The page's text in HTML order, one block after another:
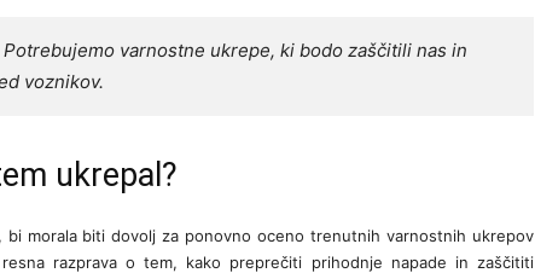
varnostne ukrepe, ki bodo zaščitili nas in
voznikov.
ukrepal?
bi morala biti dovolj za ponovno oceno trenutnih varnostnih ukrepov
razprava o tem, kako preprečiti prihodnje napade in zaščititi